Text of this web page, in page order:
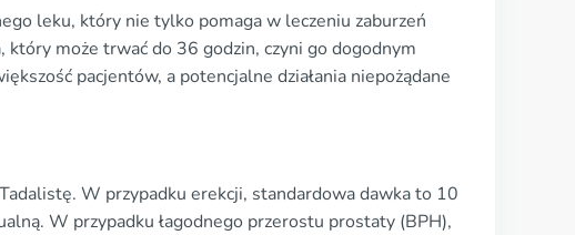
leku, który nie tylko pomaga w leczeniu zaburzeń
który może trwać do 36 godzin, czyni go dogodnym
pacjentów, a potencjalne działania niepożądane
W przypadku erekcji, standardowa dawka to 10
W przypadku łagodnego przerostu prostaty (BPH),